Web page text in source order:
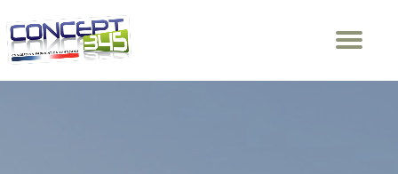
Aller
au